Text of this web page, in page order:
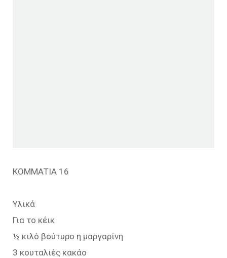
ΚΟΜΜΑΤΙΑ 16
Υλικά
Για το κέικ
½ κιλό βούτυρο η μαργαρίνη
3 κουταλιές κακάο